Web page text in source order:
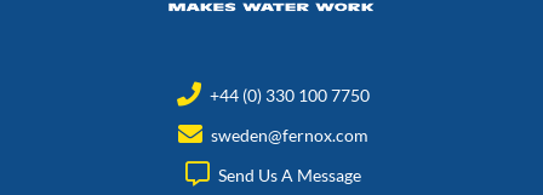
+44 (0) 330 100 7750
sweden@fernox.com
Send Us A Message